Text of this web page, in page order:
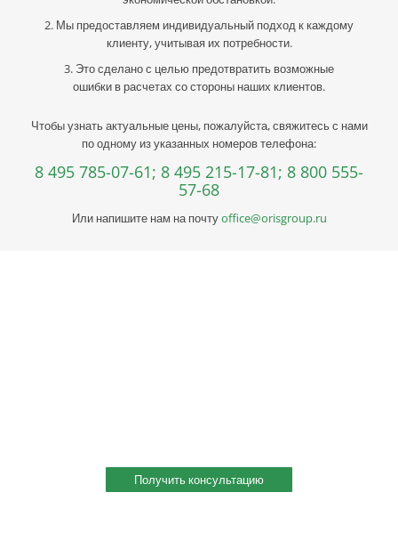
2. Мы предоставляем индивидуальный подход к каждому
клиенту, учитывая их потребности.
3. Это сделано с целью предотвратить возможные
ошибки в расчетах со стороны наших клиентов.
Чтобы узнать актуальные цены, пожалуйста, свяжитесь с нами
по одному из указанных номеров телефона:
8 495 785-07-61; 8 495 215-17-81; 8 800 555-
57-68
Или напишите нам на почтуoffice@orisgroup.ru
Получить консультацию